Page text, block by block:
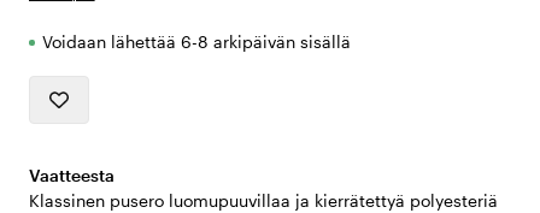
Voidaan lähettää 6-8 arkipäivän sisällä
Vaatteesta
Klassinen pusero luomupuuvillaa ja kierrätettyä polyesteriä